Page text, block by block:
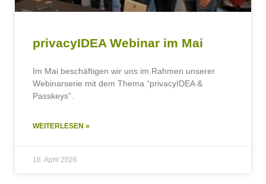
privacyIDEA Webinar im Mai
Im Mai beschäftigen wir uns im Rahmen unserer
Webinarserie mit dem Thema “privacyIDEA &
Passkeys”.
WEITERLESEN »
16. April 2026